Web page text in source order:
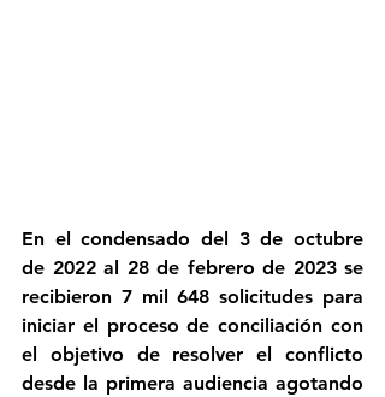
En el condensado del 3 de octubre
de 2022 al 28 de febrero de 2023 se
recibieron 7 mil 648 solicitudes para
iniciar el proceso de conciliación con
el objetivo de resolver el conflicto
desde la primera audiencia agotando